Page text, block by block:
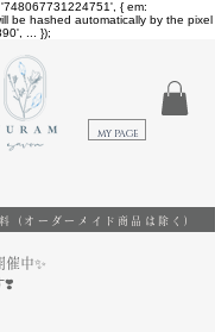
{ em:
be hashed automatically by the pixel
... });
​MY PAGE
(オーダーメイド商品は除く)
催中✨
❣️